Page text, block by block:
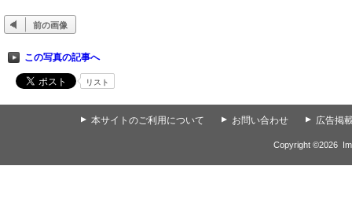
前の画像
この写真の記事へ
リスト
▲ 本サイトのご利用について ▲ お問い合わせ ▲ 広告掲
Copyright ©2026